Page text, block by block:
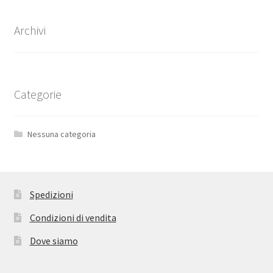
Archivi
Categorie
Nessuna categoria
Spedizioni
Condizioni di vendita
Dove siamo